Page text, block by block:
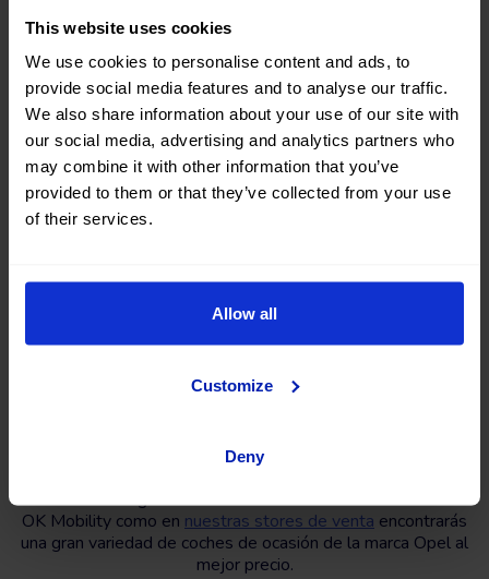
This website uses cookies
We use cookies to personalise content and ads, to
provide social media features and to analyse our traffic.
We also share information about your use of our site with
our social media, advertising and analytics partners who
may combine it with other information that you’ve
provided to them or that they’ve collected from your use
of their services.
Allow all
Customize
Deny
buscas?
Nuestros Mobility Advisors te ayudarán a encontrar tu
próximo coche #casinuevo
Contactar
Compra tu próximo coche
Opel de segunda mano y
mano? Has llegado al sitio adecuado. Tanto en la web de
OK Mobility como en nuestras stores de venta encontrarás
una gran variedad de coches de ocasión de la marca Opel al
mejor precio.